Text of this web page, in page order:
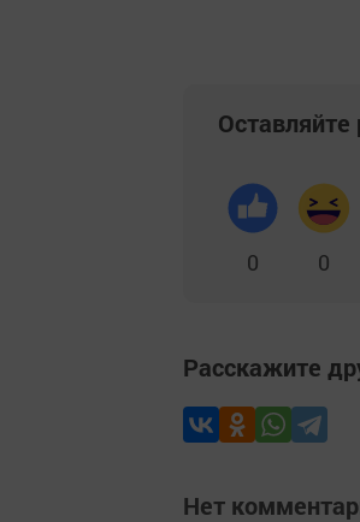
Оставляйте
0 0
Расскажите
Нет